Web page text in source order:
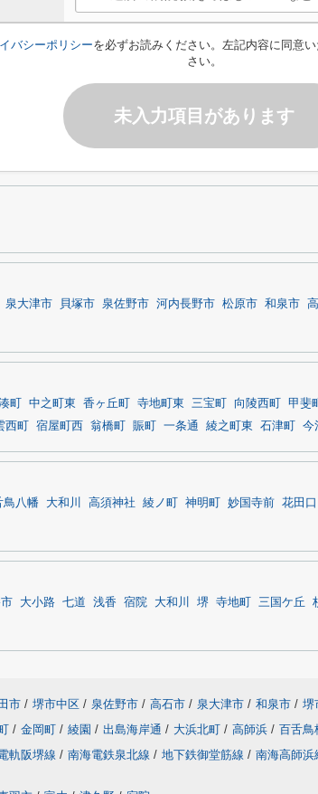
バシーポリシーを必ずお読みください。左記内容に同意
さい。
未入力項目があります
泉大津市 貝塚市 泉佐野市 河内長野市 松原市 和泉市
町 中之町東 香ヶ丘町 寺地町東 三宝町 向陵西町 甲斐
西町 宿屋町西 翁橋町 賑町 一条通 綾之町東 石津町 今
鳥八幡 大和川 高須神社 綾ノ町 神明町 妙国寺前 花田口
大小路 七道 浅香 宿院 大和川 堺 寺地町 三国ケ丘
市 / 堺市中区 / 泉佐野市 / 高石市 / 泉大津市 / 和泉市 / 堺
/ 金岡町 / 綾園 / 出島海岸通 / 大浜北町 / 高師浜 / 百舌鳥
軌阪堺線 / 南海電鉄泉北線 / 地下鉄御堂筋線 / 南海高師浜